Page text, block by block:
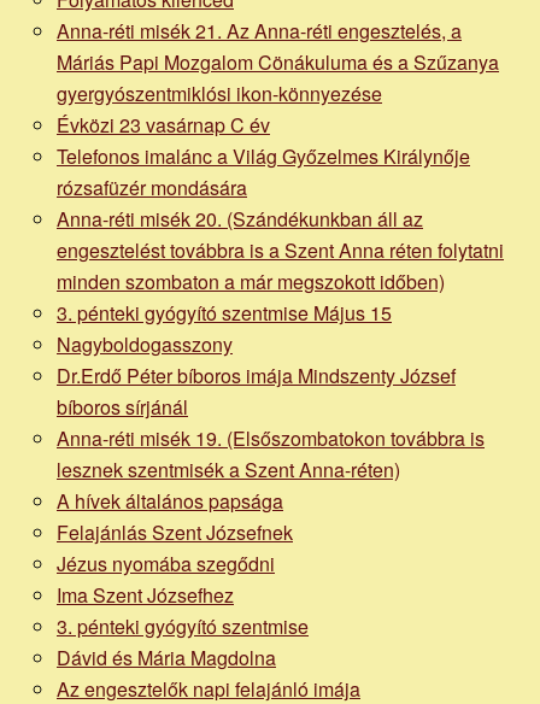
Anna-réti misék 21. Az Anna-réti engesztelés, a
Máriás Papi Mozgalom Cönákuluma és a Szűzanya
gyergyószentmiklósi ikon-könnyezése
Évközi 23 vasárnap C év
Telefonos imalánc a Világ Győzelmes Királynője
rózsafüzér mondására
Anna-réti misék 20. (Szándékunkban áll az
engesztelést továbbra is a Szent Anna réten folytatni
minden szombaton a már megszokott időben)
3. pénteki gyógyító szentmise Május 15
Nagyboldogasszony
Dr.Erdő Péter bíboros imája Mindszenty József
bíboros sírjánál
Anna-réti misék 19. (Elsőszombatokon továbbra is
lesznek szentmisék a Szent Anna-réten)
A hívek általános papsága
Felajánlás Szent Józsefnek
Jézus nyomába szegődni
Ima Szent Józsefhez
3. pénteki gyógyító szentmise
Dávid és Mária Magdolna
Az engesztelők napi felajánló imája